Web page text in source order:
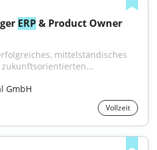
ERP & Product Owner
mittelständisches
GmbH
Vollzeit